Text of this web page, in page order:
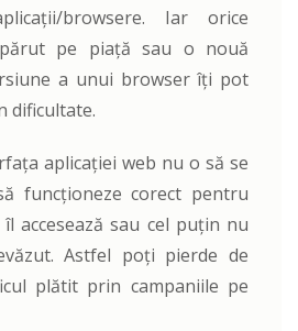
browsere. Iar orice
pe piață sau o nouă
a unui browser îți pot
dificultate.
aplicației web nu o să se
funcționeze corect pentru
accesează sau cel puțin nu
Astfel poți pierde de
plătit prin campaniile pe